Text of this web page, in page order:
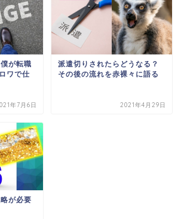
が転職
ワで仕
年7月6日
派遣切りされたらどうなる？
その後の流れを赤裸々に語る
2021年4月29日
が必要